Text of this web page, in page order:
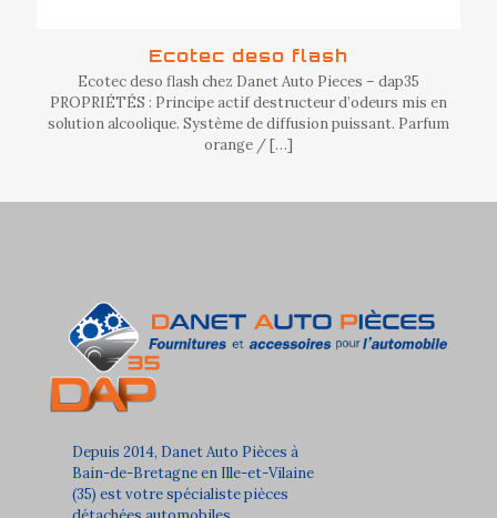
Ecotec deso flash
Ecotec deso flash chez Danet Auto Pieces – dap35
PROPRIÉTÉS : Principe actif destructeur d’odeurs mis en
solution alcoolique. Système de diffusion puissant. Parfum
orange /[…]
Depuis 2014, Danet Auto Pièces à
Bain-de-Bretagne en Ille-et-Vilaine
(35) est votre spécialiste pièces